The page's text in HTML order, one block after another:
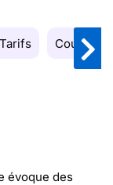
Tarifs Couleurs
évoque des